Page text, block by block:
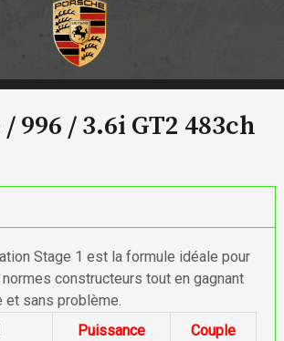
996 /3.6i GT2 483ch
Stage 1 est la formule idéale pour
constructeurs tout en gagnant
et sans problème.
Puissance Couple